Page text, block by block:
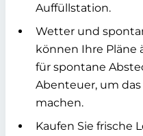
Auffüllstation.
Wetter und
können Ihre Pläne
für spontane
Abenteuer, um das
machen.
Kaufen Sie frische